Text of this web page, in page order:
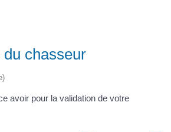
chasseur
avoir pour la validation de votre